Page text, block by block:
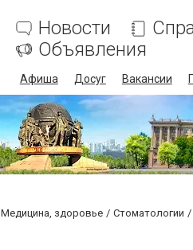
Новости
Объявления
Афиша Досуг Вакансии
Медицина, здоровье Стоматологии